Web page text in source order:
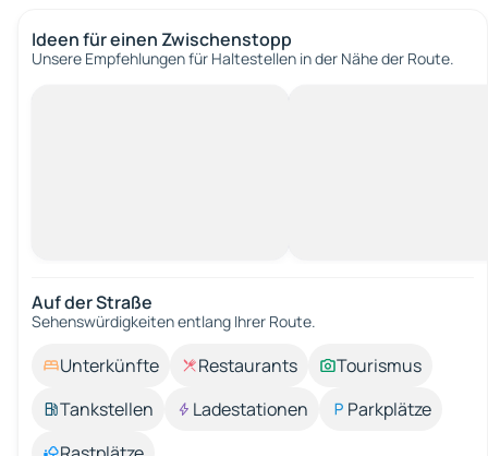
Ideen für einen Zwischenstopp
Unsere Empfehlungen für Haltestellen in der Nähe der Route.
Auf der Straße
Sehenswürdigkeiten entlang Ihrer Route.
Unterkünfte Restaurants
Tourismus
Tankstellen
Ladestationen
Parkplätze